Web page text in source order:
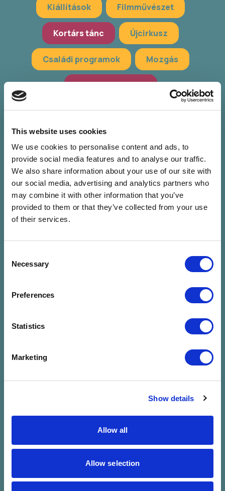
This website uses cookies
We use cookies to personalise content and ads, to
provide social media features and to analyse our traffic.
We also share information about your use of our site with
our social media, advertising and analytics partners who
may combine it with other information that you’ve
provided to them or that they’ve collected from your use
of their services.
Selection
Necessary
Preferences
Statistics
Marketing
Show details
Allow all
Allow selection
Kiállítások Filmművészet
Kortárs tánc Újcirkusz
Családi programok Mozgás
Hagyományőrzés
Workshop, előadások Zöld programok
Nincs találat a
megadott
szűrésre